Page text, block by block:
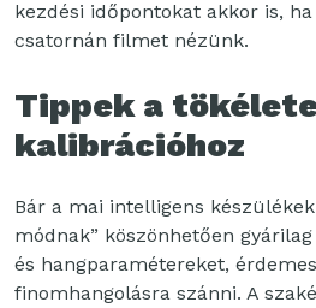
kezdési időpontokat akkor is,
csatornán filmet nézünk.
Tippek a
kalibrációhoz
Bár a mai intelligens
módnak” köszönhetően
és hangparamétereket,
finomhangolásra szánni. A